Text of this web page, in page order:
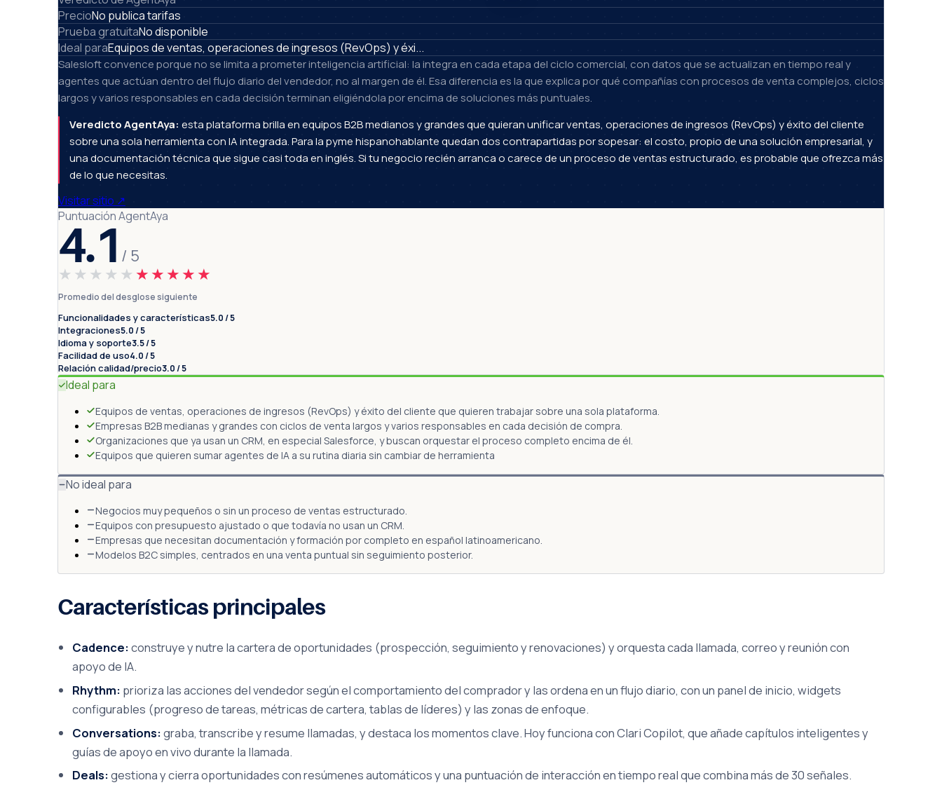
PrecioNo publica tarifas
Prueba gratuitaNo disponible
Ideal paraEquipos de ventas, operaciones de ingresos (RevOps) y éxi...
Salesloft convence porque no se limita a prometer inteligencia artificial: la integra en cada etapa del ciclo comercial, con datos que se actualizan en tiempo real y
agentes que actúan dentro del flujo diario del vendedor, no al margen de él. Esa diferencia es la que explica por qué compañías con procesos de venta complejos, ciclos
largos y varios responsables en cada decisión terminan eligiéndola por encima de soluciones más puntuales.
Veredicto AgentAya: esta plataforma brilla en equipos B2B medianos y grandes que quieran unificar ventas, operaciones de ingresos (RevOps) y éxito del cliente
sobre una sola herramienta con IA integrada. Para la pyme hispanohablante quedan dos contrapartidas por sopesar: el costo, propio de una solución empresarial, y
una documentación técnica que sigue casi toda en inglés. Si tu negocio recién arranca o carece de un proceso de ventas estructurado, es probable que ofrezca más
de lo que necesitas.
Visitar sitio ↗
Puntuación AgentAya
4.1 / 5
★★★★★ ★★★★★
Promedio del desglose siguiente
Funcionalidades y características5.0 / 5
Integraciones5.0 / 5
Idioma y soporte3.5 / 5
Facilidad de uso4.0 / 5
Relación calidad/precio3.0 / 5
Ideal para
Equipos de ventas, operaciones de ingresos (RevOps) y éxito del cliente que quieren trabajar sobre una sola plataforma.
Empresas B2B medianas y grandes con ciclos de venta largos y varios responsables en cada decisión de compra.
Organizaciones que ya usan un CRM, en especial Salesforce, y buscan orquestar el proceso completo encima de él.
Equipos que quieren sumar agentes de IA a su rutina diaria sin cambiar de herramienta
No ideal para
Negocios muy pequeños o sin un proceso de ventas estructurado.
Equipos con presupuesto ajustado o que todavía no usan un CRM.
Empresas que necesitan documentación y formación por completo en español latinoamericano.
Modelos B2C simples, centrados en una venta puntual sin seguimiento posterior.
Características principales
Cadence:construye y nutre la cartera de oportunidades (prospección, seguimiento y renovaciones) y orquesta cada llamada, correo y reunión con
apoyo de IA.
Rhythm: prioriza las acciones del vendedor según el comportamiento del comprador y las ordena en un flujo diario, con un panel de inicio, widgets
configurables (progreso de tareas, métricas de cartera, tablas de líderes) y las zonas de enfoque.
Conversations:graba, transcribe y resume llamadas, y destaca los momentos clave. Hoy funciona con Clari Copilot, que añade capítulos inteligentes y
guías de apoyo en vivo durante la llamada.
Deals:gestiona y cierra oportunidades con resúmenes automáticos y una puntuación de interacción en tiempo real que combina más de 30 señales.